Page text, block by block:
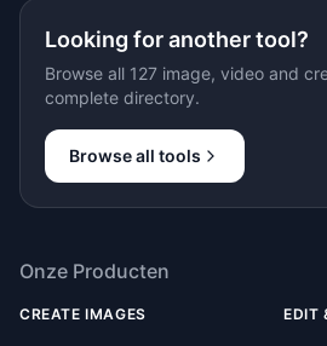
Looking for another tool?
Browse all 127 image, video and
complete directory.
Browse all tools
Onze Producten
CREATE IMAGES EDIT